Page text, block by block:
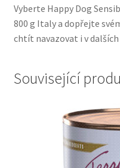
Vyberte Happy Dog
800 g Italy a dopřejte
chtít navazovat i v
Související